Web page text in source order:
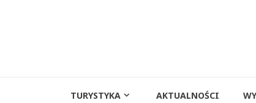
TURYSTYKA AKTUALNOŚCI